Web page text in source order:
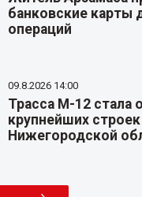
банковские карты
операций
09.8.2026 14:00
Трасса М-12 стала
крупнейших строек
Нижегородской